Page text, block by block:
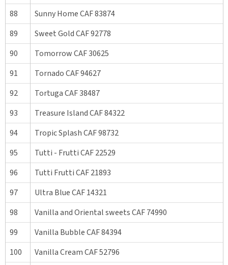
88
Sunny Home CAF 83874
89
Sweet Gold CAF 92778
90
Tomorrow CAF 30625
91
Tornado CAF 94627
92
Tortuga CAF 38487
93
Treasure Island CAF 84322
94
Tropic Splash CAF 98732
95
Tutti - Frutti CAF 22529
96
Tutti Frutti CAF 21893
97
Ultra Blue CAF 14321
98
Vanilla and Oriental sweets CAF 74990
99
Vanilla Bubble CAF 84394
100
Vanilla Cream CAF 52796